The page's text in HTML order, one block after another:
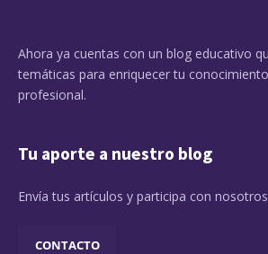
Ahora ya cuentas con un blog educativo
temáticas para enriquecer tu
profesional.
Tu aporte a nuestro blog
Envía tus artículos y participa con
CONTACTO